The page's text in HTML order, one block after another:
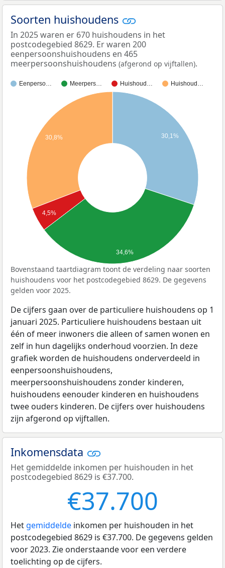
Soorten huishoudens
In 2025 waren er 670 huishoudens in het
postcodegebied 8629. Er waren 200
eenpersoonshuishoudens en 465
meerpersoonshuishoudens (afgerond op vijftallen).
Eenperso… Meerpers… Huishoud… Huishoud…
30,1%
30,8%
4,5%
34,6%
Bovenstaand taartdiagram toont de verdeling naar soorten
huishoudens voor het postcodegebied 8629. De gegevens
gelden voor 2025.
De cijfers gaan over de particuliere huishoudens op 1
januari 2025. Particuliere huishoudens bestaan uit
één of meer inwoners die alleen of samen wonen en
zelf in hun dagelijks onderhoud voorzien. In deze
grafiek worden de huishoudens onderverdeeld in
eenpersoonshuishoudens,
meerpersoonshuishoudens zonder kinderen,
huishoudens eenouder kinderen en huishoudens
twee ouders kinderen. De cijfers over huishoudens
zijn afgerond op vijftallen.
Inkomensdata
Het gemiddelde inkomen per huishouden in het
postcodegebied 8629 is €37.700.
€37.700
Het gemiddelde inkomen per huishouden in het
postcodegebied 8629 is €37.700. De gegevens gelden
voor 2023. Zie onderstaande voor een verdere
toelichting op de cijfers.